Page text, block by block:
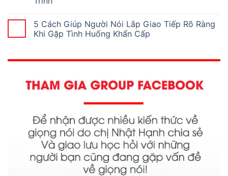
5 Cách Giúp Người Nói Lắp Giao Tiếp Rõ Ràng
Khi Gặp Tình Huống Khẩn Cấp